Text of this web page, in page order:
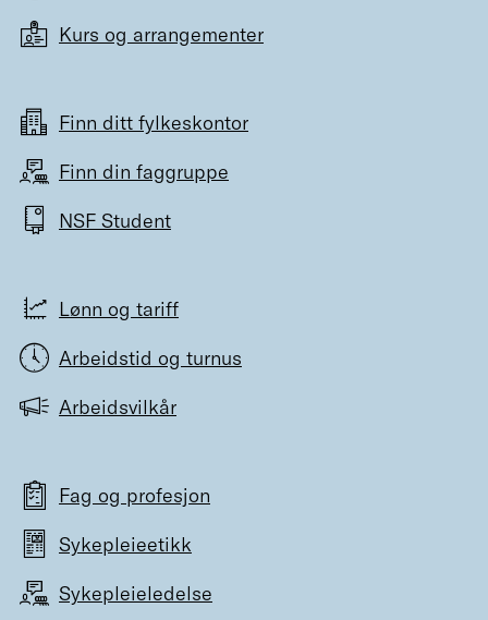
Kurs og arrangementer
Finn ditt fylkeskontor
Finn din faggruppe
NSF Student
Lønn og tariff
Arbeidstid og turnus
Arbeidsvilkår
Fag og profesjon
Sykepleieetikk
Sykepleieledelse